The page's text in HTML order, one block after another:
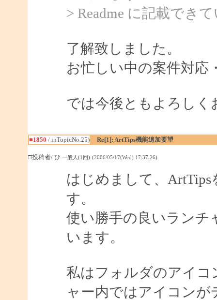
> Readme に記載でき
了解致しました。
お忙しい中の案件対応
では今後ともよろしく
■1850 / inTopicNo.25) Re[1]: ArtTips機能追加要望
□投稿者/ ひ 一般人(1回)-(2006/05/17(Wed) 17:37:26)
はじめまして、
す。
使い勝手の良いランチ
います。
私はフォルダのアイ
ャー内ではアイコン